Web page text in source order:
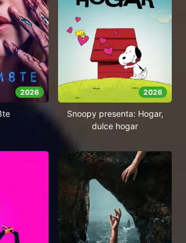
2026 2026
Snoopy presenta: Hogar,
dulce hogar